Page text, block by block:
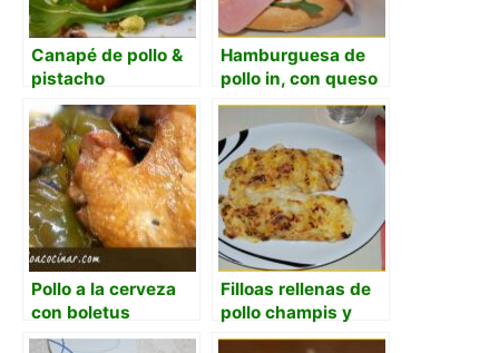
Canapé de pollo &
pistacho
Hamburguesa de
pollo in, con queso
de arzúa
Pollo a la cerveza
con boletus
Filloas rellenas de
pollo champis y
bacon, gratinadas